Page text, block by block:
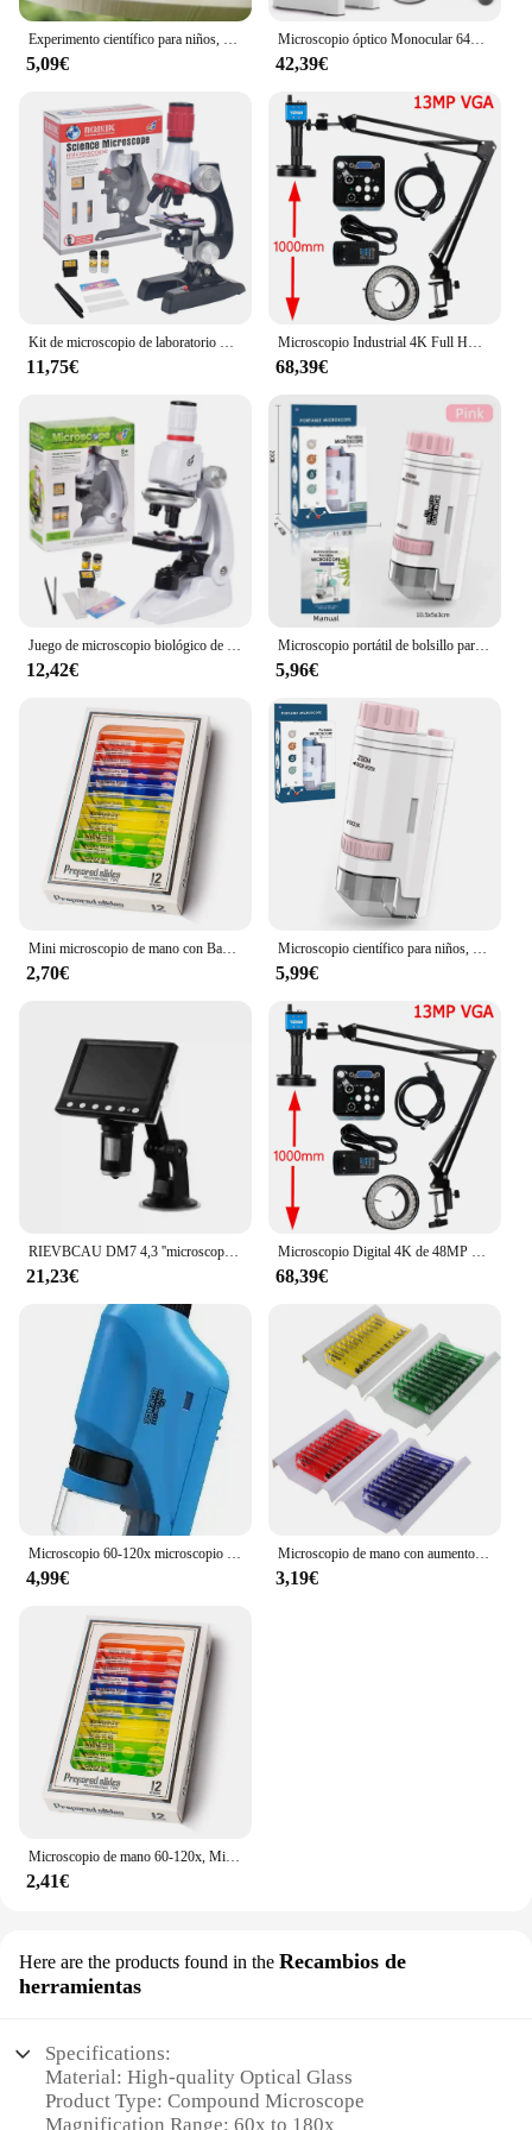
Experimento científico para niños, Kit de microscopio de bolsillo, Mini microscopio educativo de mano 60-120x con luz, juguetes para niños, regalo
5,09€
Microscopio óptico Monocular 64X-2400X para la escuela primaria, microscopio para enseñanza de ciencias y Biología Experimental, regalo de cumpleaños para niños
42,39€
11,75€
Microscopio Industrial 4K Full HD con montaje en C, cámara Digital, soldadura PCB, reparación de teléfonos móviles, soldadura, luz LED Doble
68,39€
12,42€
Microscopio portátil de bolsillo para niños, juego de microscopio de ciencia, juguetes de aprendizaje de microbiología, 80x -200 x
5,96€
2,70€ 5,99€
21,23€ 68,39€
Microscopio 60-120x microscopio de mano de laboratorio microscopio con batería con luz LED microscopio científico para niños
4,99€
Microscopio de mano con aumento de 60x-120x, microscopio educativo portátil, microscopio compacto con luz LED para niños y adultos
3,19€
Microscopio de mano 60-120x, Mini Kit de microscopio de bolsillo, microscopio de laboratorio, rueda con Zoom ajustable con LED para niños educativos
2,41€
Here are the products found in the Recambios de
herramientas
Specifications:
Material: High-quality Optical Glass
Product Type: Compound Microscope
Magnification Range: 60x to 180x